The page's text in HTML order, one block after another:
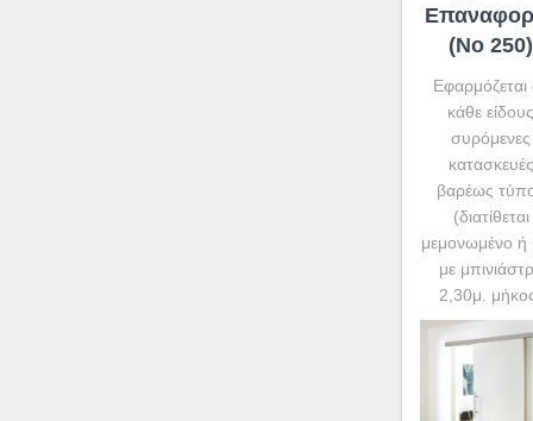
(No 250)
Εφαρμόζεται
κάθε είδους
συρόμενες
κατασκευές
βαρέως
(διατίθεται
μεμονωμένο ή
με
2,30μ.